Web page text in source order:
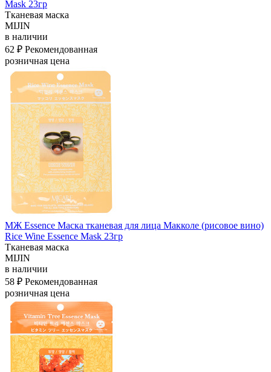
Mask 23гр
Тканевая маска
MIJIN
в наличии
62 ₽ Рекомендованная
розничная цена
МЖ Essence Маска тканевая для лица Макколе (рисовое вино)
Rice Wine Essence Mask 23гр
Тканевая маска
MIJIN
в наличии
58 ₽ Рекомендованная
розничная цена